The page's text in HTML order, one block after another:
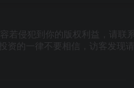
侵犯到你的版权利益，请联
的一律不要相信，访客发现